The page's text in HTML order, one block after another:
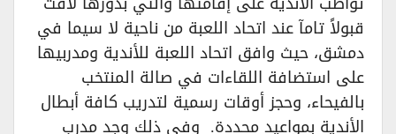
قبولاً تامآ عند اتحاد اللعبة من ناحية لا سيما في
دمشق، حيث وافق اتحاد اللعبة للأندية ومدربيها
على استضافة اللقاءات في صالة المنتخب
بالفيحاء، وحجز أوقات رسمية لتدريب كافة أبطال
الأندية بمواعيد محددة. وفي ذلك وجد مدرب